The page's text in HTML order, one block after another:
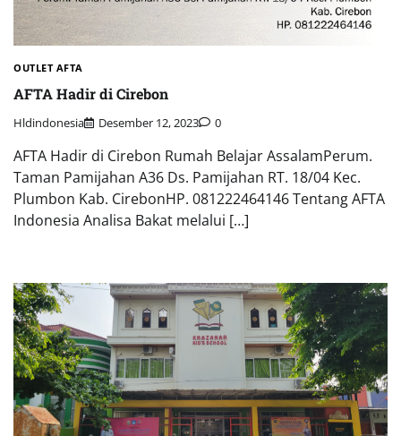
OUTLET AFTA
AFTA Hadir di Cirebon
Hldindonesia Desember 12, 2023 0
AFTA Hadir di Cirebon Rumah Belajar AssalamPerum.
Taman Pamijahan A36 Ds. Pamijahan RT. 18/04 Kec.
Plumbon Kab. CirebonHP. 081222464146 Tentang AFTA
Indonesia Analisa Bakat melalui […]